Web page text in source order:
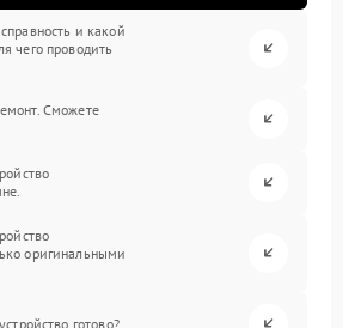
и какой
чего проводить
Сможете
оригинальными
готово?